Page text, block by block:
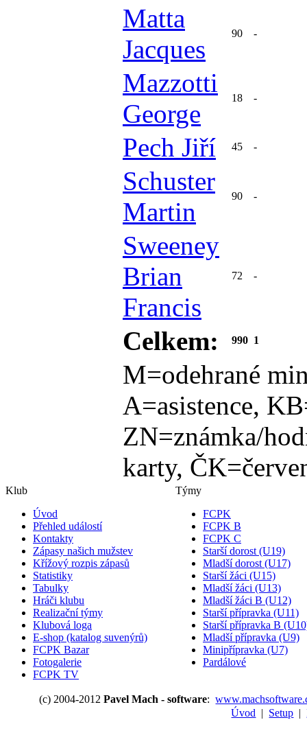
Matta
Jacques
90 -
Mazzotti
George
18 -
Pech Jiří 45 -
Schuster
Martin
90 -
Sweeney
Brian
Francis
72 -
Celkem: 990 1
M=odehrané
A=asistence,
ZN=známka/
karty,
Klub
Úvod
Přehled událostí
Kontakty
Zápasy našich mužstev
Křížový rozpis zápasů
Statistiky
Tabulky
Hráči klubu
Realizační týmy
Klubová loga
E-shop (katalog suvenýrů)
FCPK Bazar
Fotogalerie
FCPK TV
Týmy
FCPK
FCPK B
FCPK C
Starší dorost (U19)
Mladší dorost (U17)
Starší žáci (U15)
Mladší žáci (U13)
Mladší žáci B (U12)
Starší přípravka (U11)
Starší přípravka B
Mladší přípravka (U9)
Minipřípravka (U7)
Pardálové
(c) 2004-2012Pavel Mach - software:
Úvod | Setup |